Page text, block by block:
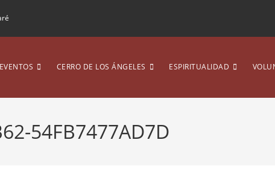
EVENTOS CERRO DE LOS ÁNGELES ESPIRITUALIDAD
54FB7477AD7D